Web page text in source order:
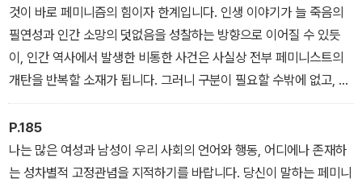
객관성과 전문성, 권위, 생각의 깊이를 의심받는다. 이래도 문제고 저
래도 문제다.
(여성의 아름다움 : 모욕인가, 권력의 원천인가?)
것이 바로 페미니즘의 힘이자 한계입니다. 인생 이야기가 늘 죽음의
필연성과 인간 소망의 덧없음을 성찰하는 방향으로 이어질 수 있듯
이, 인간 역사에서 발생한 비통한 사건은 사실상 전부 페미니스트의
개탄을 반복할 소재가 됩니다. 그러니 구분이 필요할 수밖에 없고, 모
든 것을 페미니즘의 맥락에서 설명하는 것은 불가능합니다. 진실에는
온갖 노력이 필요합니다. 나는 신중하게 여러 가지를 구분했고, 내 에
세이의 장점이 있다면 아마 그런 구분에 있을 겁니다.
P.185
나는 많은 여성과 남성이 우리 사회의 언어와 행동, 어디에나 존재하
는 성차별적 고정관념을 지적하기를 바랍니다. 당신이 말하는 페미니